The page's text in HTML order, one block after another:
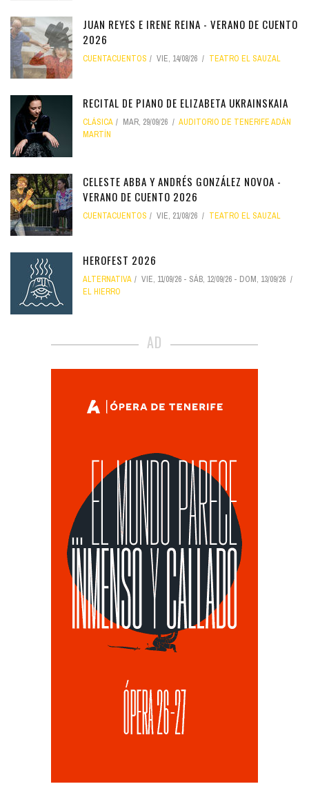
JUAN REYES E IRENE REINA - VERANO DE CUENTO
2026
CUENTACUENTOS VIE, 14/08/26 TEATRO EL SAUZAL
RECITAL DE PIANO DE ELIZABETA UKRAINSKAIA
CLÁSICA MAR, 29/09/26
AUDITORIO DE TENERIFE ADÁN
MARTÍN
CELESTE ABBA Y ANDRÉS GONZÁLEZ NOVOA -
VERANO DE CUENTO 2026
CUENTACUENTOS VIE, 21/08/26 TEATRO EL SAUZAL
HEROFEST 2026
ALTERNATIVA VIE, 11/09/26 - SÁB, 12/09/26 - DOM, 13/09/26
EL HIERRO
AD